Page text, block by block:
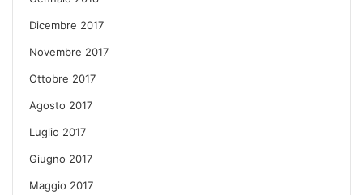
Dicembre 2017
Novembre 2017
Ottobre 2017
Agosto 2017
Luglio 2017
Giugno 2017
Maggio 2017